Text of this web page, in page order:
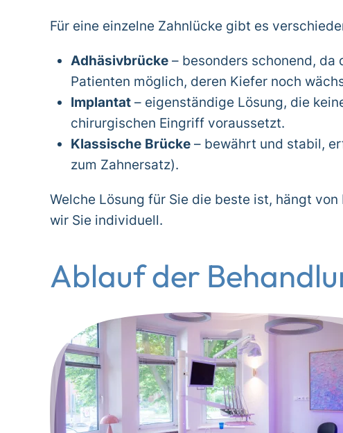
Für eine einzelne Zahnlücke gibt es
Adhäsivbrücke – besonders schonend,
Patienten möglich, deren Kiefer noch
Implantat – eigenständige Lösung, die
chirurgischen Eingriff voraussetzt.
Klassische Brücke – bewährt und stabil,
zum Zahnersatz).
Welche Lösung für Sie die beste ist, hängt
wir Sie individuell.
Ablauf der